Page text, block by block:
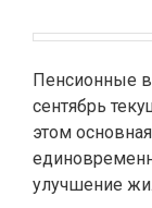
Пенсионные
сентябрь
этом
улучшение